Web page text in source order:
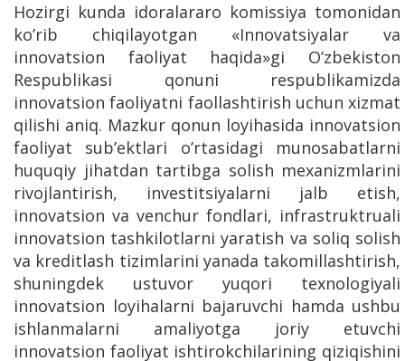
Hozirgi kunda idoralararo komissiya tomonidan
ko’rib chiqilayotgan «Innovatsiyalar va
innovatsion faoliyat haqida»gi O’zbekiston
Respublikasi qonuni respublikamizda
innovatsion faoliyatni faollashtirish uchun xizmat
qilishi aniq. Mazkur qonun loyihasida innovatsion
faoliyat sub’ektlari o’rtasidagi munosabatlarni
huquqiy jihatdan tartibga solish mexanizmlarini
rivojlantirish, investitsiyalarni jalb etish,
innovatsion va venchur fondlari, infrastruktruali
innovatsion tashkilotlarni yaratish va soliq solish
va kreditlash tizimlarini yanada takomillashtirish,
shuningdek ustuvor yuqori texnologiyali
innovatsion loyihalarni bajaruvchi hamda ushbu
ishlanmalarni amaliyotga joriy etuvchi
innovatsion faoliyat ishtirokchilarining qiziqishini